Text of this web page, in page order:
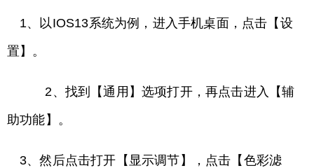
1、以IOS13系统为例，进入手机桌面，点击【设
置】。
2、找到【通用】选项打开，再点击进入【辅
助功能】。
3、然后点击打开【显示调节】，点击【色彩滤